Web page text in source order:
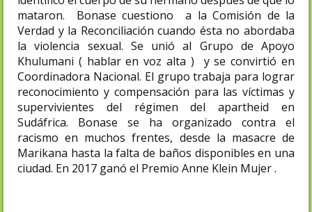
mataron. Bonase cuestiono a la Comisión de la
Verdad y la Reconciliación cuando ésta no abordaba
la violencia sexual. Se unió al Grupo de Apoyo
Khulumani ( hablar en voz alta ) y se convirtió en
Coordinadora Nacional. El grupo trabaja para lograr
reconocimiento y compensación para las víctimas y
supervivientes del régimen del apartheid en
Sudáfrica. Bonase se ha organizado contra el
racismo en muchos frentes, desde la masacre de
Marikana hasta la falta de baños disponibles en una
ciudad. En 2017 ganó el Premio Anne Klein Mujer .